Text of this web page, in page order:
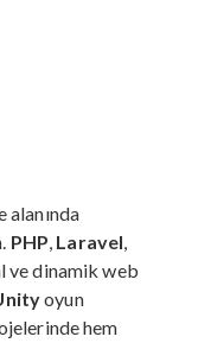
PHP, Laravel,
ve dinamik web
oyun
hem